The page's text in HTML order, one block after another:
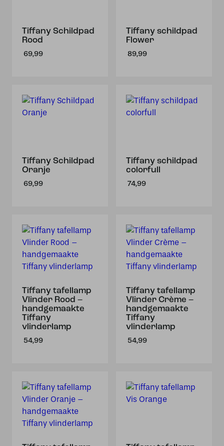
Tiffany Schildpad
Rood
69,99
Tiffany schildpad
Flower
89,99
Tiffany Schildpad
Oranje
69,99
Tiffany schildpad
colorfull
74,99
Tiffany tafellamp
Vlinder Rood –
handgemaakte
Tiffany
vlinderlamp
54,99
Tiffany tafellamp
Vlinder Crème –
handgemaakte
Tiffany
vlinderlamp
54,99